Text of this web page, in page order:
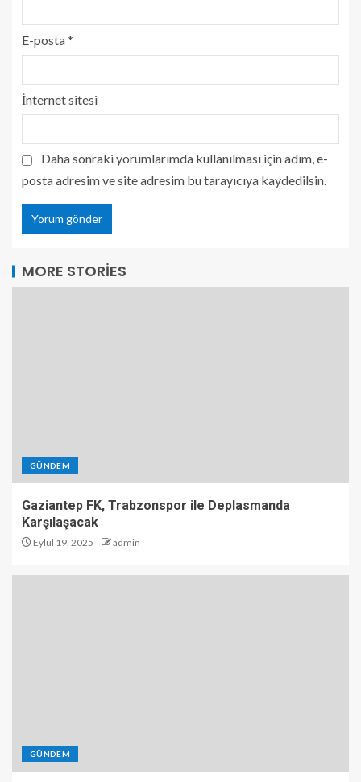
E-posta*
İnternet sitesi
Daha sonraki yorumlarımda kullanılması için adım, e-
posta adresim ve site adresim bu tarayıcıya kaydedilsin.
MORE STORIES
GÜNDEM
Gaziantep FK, Trabzonspor ile Deplasmanda
Karşılaşacak
Eylül 19, 2025 admin
GÜNDEM